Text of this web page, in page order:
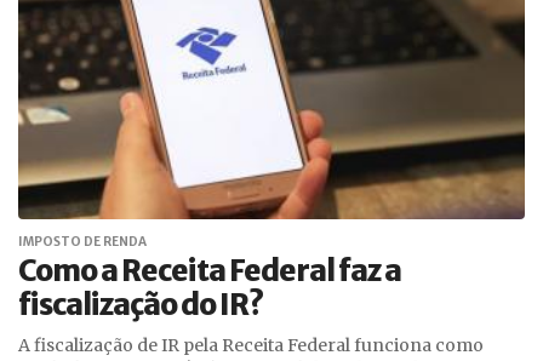
IMPOSTO DE RENDA
Como a Receita Federal faz a
fiscalização do IR?
A fiscalização de IR pela Receita Federal funciona como